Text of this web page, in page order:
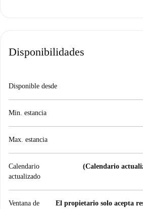
Disponibilidades
Disponible desde
Min. estancia
Max. estancia
Calendario
actualizado
(Calendario
Ventana de
El propietario solo acepta